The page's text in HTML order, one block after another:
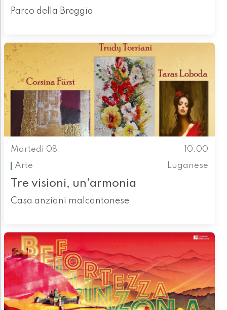
Parco della Breggia
Martedì 08
10.00
Arte
Luganese
Tre visioni, un'armonia
Casa anziani malcantonese